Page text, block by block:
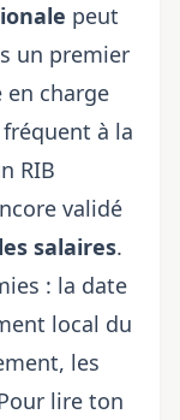
peut
un premier
en charge
à la
RIB
validé
salaires.
: la date
local du
les
lire ton